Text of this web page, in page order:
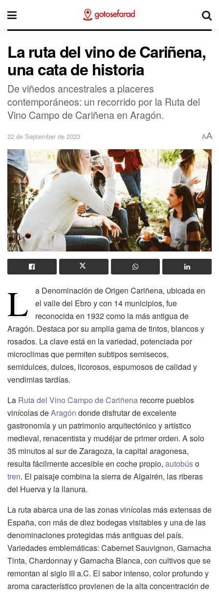
La ruta del vino de Cariñena,
una cata de historia
De viñedos ancestrales a placeres
contemporáneos: un recorrido por la Ruta del
Vino Campo de Cariñena en Aragón.
22 de September de 2023 AA
L
a Denominación de Origen Cariñena, ubicada en
el valle del Ebro y con 14 municipios, fue
reconocida en 1932 como la más antigua de
Aragón. Destaca por su amplia gama de tintos, blancos y
rosados. La clave está en la variedad, potenciada por
microclimas que permiten subtipos semisecos,
semidulces, dulces, licorosos, espumosos de calidad y
vendimias tardías.
La Ruta del Vino Campo de Cariñena recorre pueblos
vinícolas deAragón donde disfrutar de excelente
gastronomía y un patrimonio arquitectónico y artístico
medieval, renacentista y mudéjar de primer orden. A solo
35 minutos al sur de Zaragoza, la capital aragonesa,
resulta fácilmente accesible en coche propio, autobúso
tren. El paisaje combina la sierra de Algairén, las riberas
del Huerva y la llanura.
La ruta abarca una de las zonas vinícolas más extensas de
España, con más de diez bodegas visitables y una de las
denominaciones protegidas más antiguas del país.
Variedades emblemáticas: Cabernet Sauvignon, Garnacha
Tinta, Chardonnay y Garnacha Blanca, con cultivos que se
remontan al siglo III a.C. El sabor intenso, color profundo y
aroma característico provienen de la alta concentración de